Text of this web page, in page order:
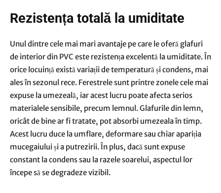
Rezistența totală la umiditate
Unul dintre cele mai mari avantaje pe care le oferă glafuri
de interior din PVC este rezistența excelentă la umiditate. În
orice locuință există variații de temperatură și condens, mai
ales în sezonul rece. Ferestrele sunt printre zonele cele mai
expuse la umezeală, iar acest lucru poate afecta serios
materialele sensibile, precum lemnul. Glafurile din lemn,
oricât de bine ar fi tratate, pot absorbi umezeala în timp.
Acest lucru duce la umflare, deformare sau chiar apariția
mucegaiului și a putrezirii. În plus, dacă sunt expuse
constant la condens sau la razele soarelui, aspectul lor
începe să se degradeze vizibil.